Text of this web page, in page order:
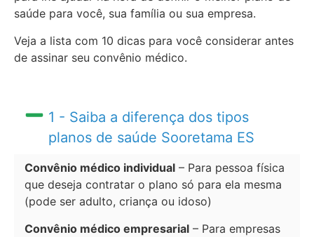
saúde para você, sua família ou sua empresa.
Veja a lista com 10 dicas para você considerar antes
de assinar seu convênio médico.
1 - Saiba a diferença dos tipos
planos de saúde Sooretama ES
Convênio médico individual – Para pessoa física
que deseja contratar o plano só para ela mesma
(pode ser adulto, criança ou idoso)
Convênio médico empresarial – Para empresas